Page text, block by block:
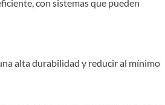
con sistemas que pueden
alta durabilidad y reducir al mínimo